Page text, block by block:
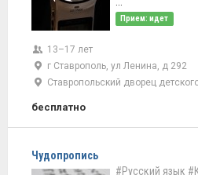
Прием: идет
13–17 лет
г Ставрополь, ул Ленина, д 292
Ставропольский дворец
бесплатно
Чудопропись
#Русский язык